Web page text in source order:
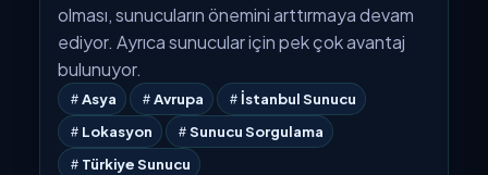
olması, sunucuların önemini arttırmaya devam
ediyor. Ayrıca sunucular için pek çok avantaj
bulunuyor.
Asya Avrupa
İstanbul Sunucu
Lokasyon
Sunucu Sorgulama
Türkiye Sunucu